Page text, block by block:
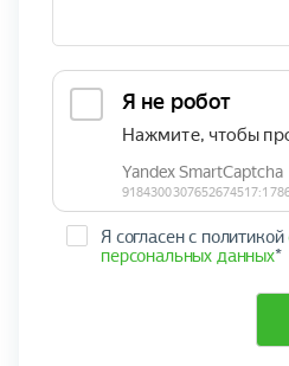
Я согласен с политикой
персональных данных*